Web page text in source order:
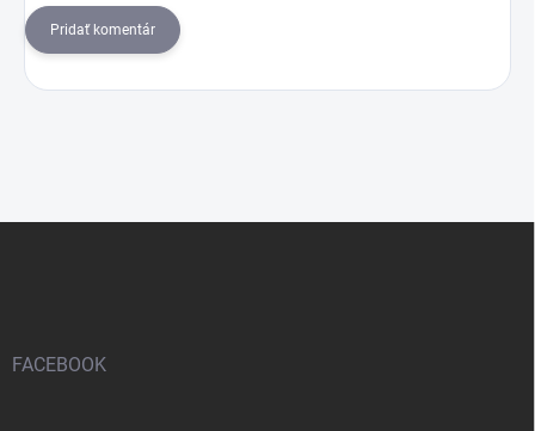
Pridať komentár
FACEBOOK